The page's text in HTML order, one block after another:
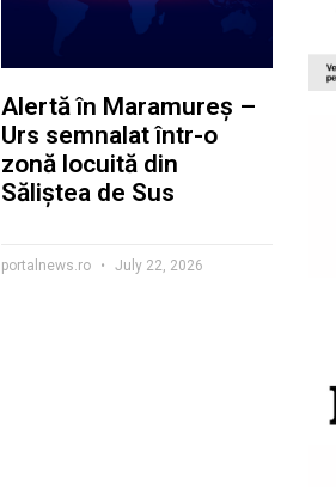
Alertă în Maramureș –
Urs semnalat într-o
zonă locuită din
Săliștea de Sus
portalnews.ro July 22, 2026